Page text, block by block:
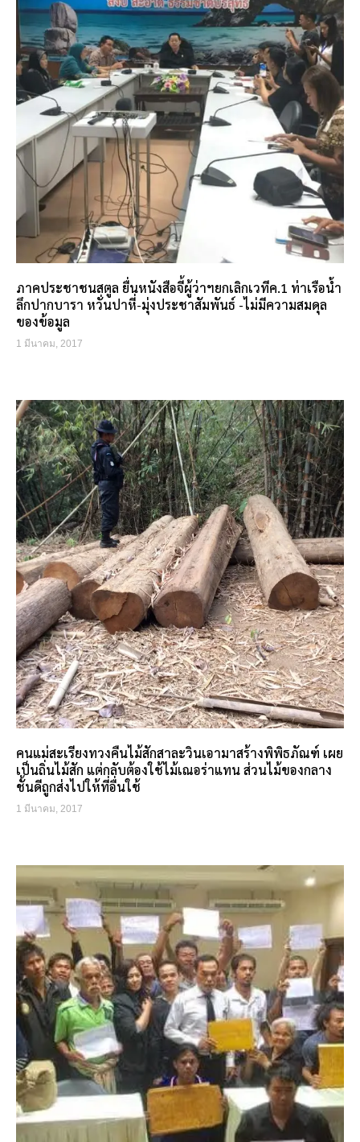
ภาคประชาชนสตูล ยื่นหนังสือจี้ผู้ว่าฯยกเลิกเวทีค.1 ท่าเรือน้ำ
ลึกปากบารา หวั่นปาหี่-มุ่งประชาสัมพันธ์ -ไม่มีความสมดุล
ของข้อมูล
1 มีนาคม, 2017
คนแม่สะเรียงทวงคืนไม้สักสาละวินเอามาสร้างพิพิธภัณฑ์ เผย
เป็นถิ่นไม้สัก แต่กลับต้องใช้ไม้เณอร่าแทน ส่วนไม้ของกลาง
ชั้นดีถูกส่งไปให้ที่อื่นใช้
1 มีนาคม, 2017